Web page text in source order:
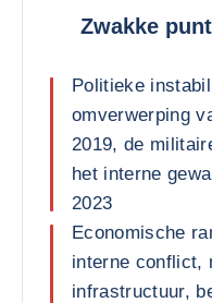
Zwakke
Politieke
omverwerping
2019, de
het interne
2023
Economische
interne conflict,
infrastructuur,